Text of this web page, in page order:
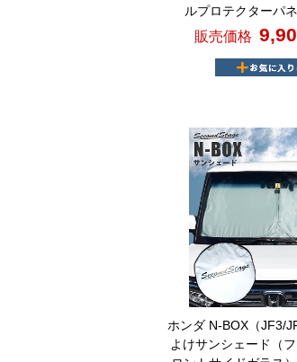
ルプロテクターパ
販売価格
ホンダ N-BOX（JF3/
よけサンシェード（